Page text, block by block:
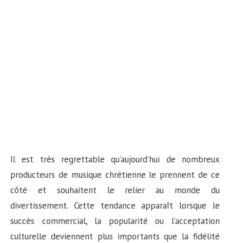
Il est très regrettable qu’aujourd’hui de nombreux
producteurs de musique chrétienne le prennent de ce
côté et souhaitent le relier au monde du
divertissement. Cette tendance apparaît lorsque le
succès commercial, la popularité ou l’acceptation
culturelle deviennent plus importants que la fidélité